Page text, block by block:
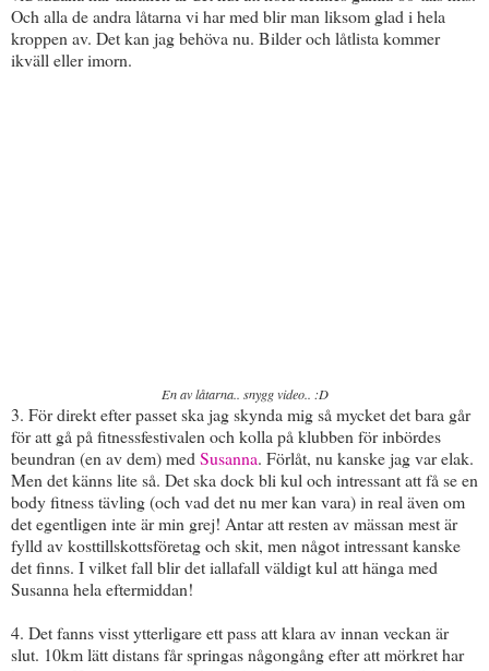
Och alla de andra låtarna vi har med blir man liksom glad i hela
kroppen av. Det kan jag behöva nu. Bilder och låtlista kommer
ikväll eller imorn.
En av låtarna.. snygg video.. :D
3. För direkt efter passet ska jag skynda mig så mycket det bara går
för att gå på fitnessfestivalen och kolla på klubben för inbördes
beundran (en av dem) medSusanna. Förlåt, nu kanske jag var elak.
Men det känns lite så. Det ska dock bli kul och intressant att få se en
body fitness tävling (och vad det nu mer kan vara) in real även om
det egentligen inte är min grej! Antar att resten av mässan mest är
fylld av kosttillskottsföretag och skit, men något intressant kanske
det finns. I vilket fall blir det iallafall väldigt kul att hänga med
Susanna hela eftermiddan!
4. Det fanns visst ytterligare ett pass att klara av innan veckan är
slut. 10km lätt distans får springas någongång efter att mörkret har